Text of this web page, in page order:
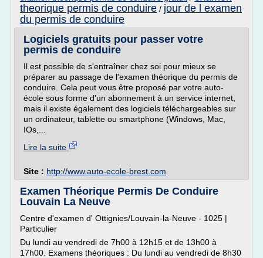
theorique permis de conduire / jour de l examen
du permis de conduire
Logiciels gratuits pour passer votre
permis de conduire
Il est possible de s'entraîner chez soi pour mieux se
préparer au passage de l'examen théorique du permis de
conduire. Cela peut vous être proposé par votre auto-
école sous forme d'un abonnement à un service internet,
mais il existe également des logiciels téléchargeables sur
un ordinateur, tablette ou smartphone (Windows, Mac,
IOs,...
Lire la suite
Site : http://www.auto-ecole-brest.com
Examen Théorique Permis De Conduire
Louvain La Neuve
Centre d'examen d' Ottignies/Louvain-la-Neuve - 1025 |
Particulier
Du lundi au vendredi de 7h00 à 12h15 et de 13h00 à
17h00. Examens théoriques : Du lundi au vendredi de 8h30